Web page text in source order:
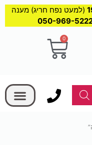
(למעט נפח חריג) מענה
050-969-
0
עגלת